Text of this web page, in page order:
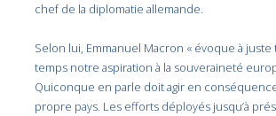
chef de la diplomatie allemande.
Selon lui, Emmanuel Macron « évoque à
temps notre aspiration à la souveraineté
Quiconque en parle doit agir en
propre pays. Les efforts déployés jusqu’à